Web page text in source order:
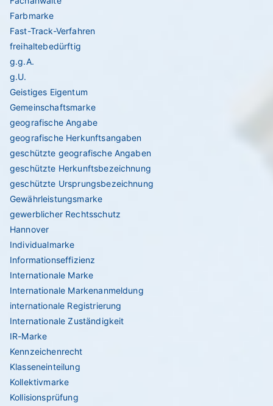
Farbmarke
Fast-Track-Verfahren
freihaltebedürftig
g.g.A.
g.U.
Geistiges Eigentum
Gemeinschaftsmarke
geografische Angabe
geografische Herkunftsangaben
geschützte geografische Angaben
geschützte Herkunftsbezeichnung
geschützte Ursprungsbezeichnung
Gewährleistungsmarke
gewerblicher Rechtsschutz
Hannover
Individualmarke
Informationseffizienz
Internationale Marke
Internationale Markenanmeldung
internationale Registrierung
Internationale Zuständigkeit
IR-Marke
Kennzeichenrecht
Klasseneinteilung
Kollektivmarke
Kollisionsprüfung